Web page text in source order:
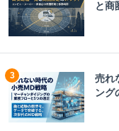
と商
売れ
ング